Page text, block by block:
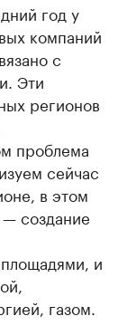
год у
компаний
с
Эти
регионов
проблема
сейчас
в этом
создание
и
газом.